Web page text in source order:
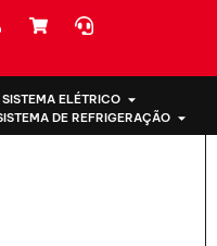
SISTEMA ELÉTRICO
DE REFRIGERAÇÃO
A81 para Honda